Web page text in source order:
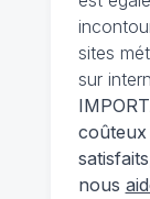
sites
sur
coûteux
nous